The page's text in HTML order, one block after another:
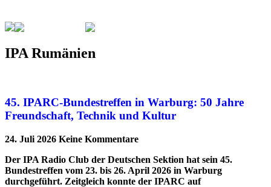
IPA Rumänien
45. IPARC-Bundestreffen in Warburg: 50 Jahre
Freundschaft, Technik und Kultur
24. Juli 2026 Keine Kommentare
Der IPA Radio Club der Deutschen Sektion hat sein 45.
Bundestreffen vom 23. bis 26. April 2026 in Warburg
durchgeführt. Zeitgleich konnte der IPARC auf